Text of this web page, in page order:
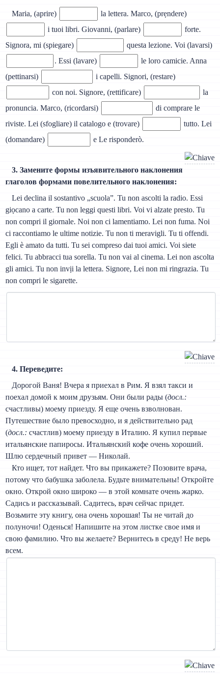
Maria, (aprire)
la lettera. Marco, (prẹndere)
i tuoi libri. Giovanni, (parlare)
forte.
Signora, mi (spiegare)
questa lezione. Voi (lavarsi)
. Essi (lavare)
le loro camicie. Anna
(pettinarsi)
i capelli. Signori, (restare)
con noi. Signore, (rettificare)
la
pronuncia. Marco, (ricordarsi)
di comprare le
riviste. Lei (sfogliare) il catalogo e (trovare)
tutto. Lei
(domandare)
e Le risponderò.
3. Замените формы изъявительного наклонения
глаголов формами повелительного наклонения:
Lei declina il sostantivo „scuola”. Tu non ascolti la radio. Essi
giọcano a carte. Tu non leggi questi libri. Voi vi alzate presto. Tu
non compri il giornale. Noi non ci lamentiamo. Lei non fuma. Noi
ci raccontiamo le ultime notizie. Tu non ti meravigli. Tu ti offendi.
Egli è amato da tutti. Tu sei compreso dai tuoi amici. Voi siete
felici. Tu abbracci tua sorella. Tu non vai al cinema. Lei non ascolta
gli amici. Tu non invịi la lettera. Signore, Lei non mi ringrazia. Tu
non compri le sigarette.
4. Переведите:
Дорогой Ваня! Вчера я приехал в Рим. Я взял такси и
поехал домой к моим друзьям. Они были рады (досл.:
счастливы) моему приезду. Я еще очень взволнован.
Путешествие было превосходно, и я действительно рад
(досл.: счастлив) моему приезду в Италию. Я купил первые
итальянские папиросы. Итальянский кофе очень хороший.
Шлю сердечный привет — Николай.
Кто ищет, тот найдет. Что вы прикажете? Позовите врача,
потому что бабушка заболела. Будьте внимательны! Откройте
окно. Открой окно широко — в этой комнате очень жарко.
Садись и рассказывай. Садитесь, врач сейчас придет.
Возьмите эту книгу, она очень хорошая! Ты не читай до
полуночи! Оденься! Напишите на этом листке свое имя и
свою фамилию. Что вы желаете? Вернитесь в среду! Не верь
всем.